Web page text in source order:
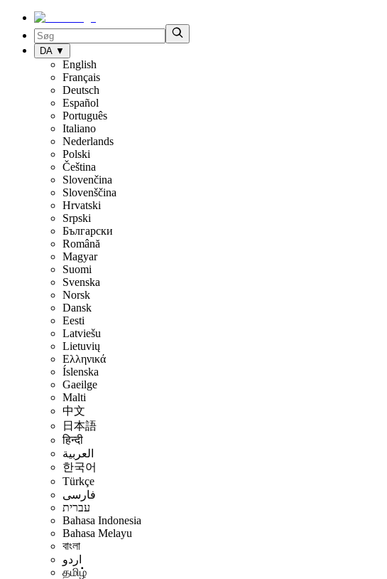
DA ▼
English
Français
Deutsch
Español
Português
Italiano
Nederlands
Polski
Čeština
Slovenčina
Slovenščina
Hrvatski
Srpski
Български
Română
Magyar
Suomi
Svenska
Norsk
Dansk
Eesti
Latviešu
Lietuvių
Ελληνικά
Íslenska
Gaeilge
Malti
中文
日本語
हिन्दी
العربية
한국어
Türkçe
فارسی
עברית
Bahasa Indonesia
Bahasa Melayu
বাংলা
اردو
தமிழ்